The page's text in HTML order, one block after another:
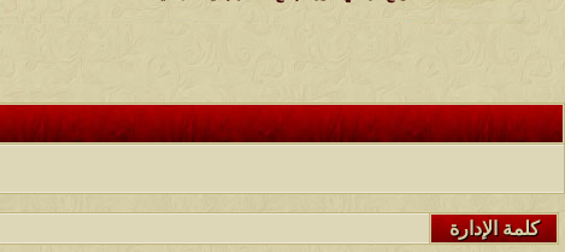
كلمة الإدارة